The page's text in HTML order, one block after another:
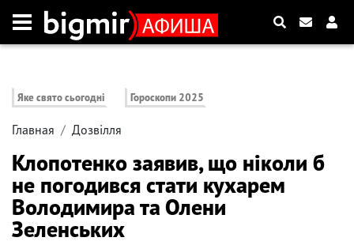
Яке свято сьогодні Гороскопи 2025
Главная Дозвілля
Клопотенко заявив, що ніколи б
не погодився стати кухарем
Володимира та Олени
Зеленських